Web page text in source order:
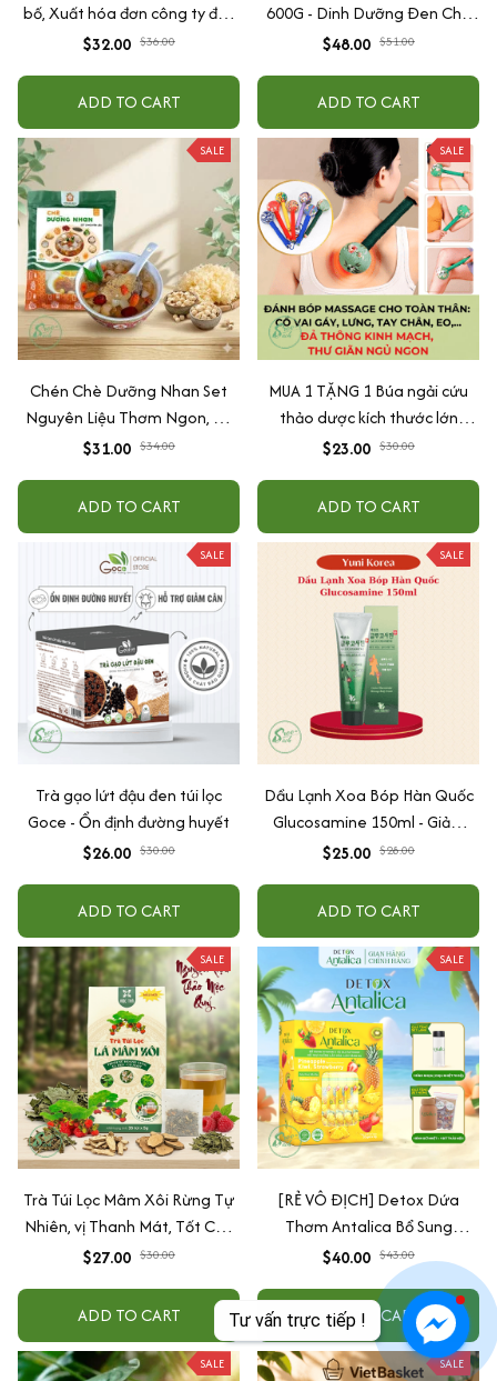
Tư vấn trực tiếp !
bố, Xuất hóa đơn công ty đầy
đủ
$32.00 $36.00
ADD TO CART
600G - Dinh Dưỡng Đen Cho
Tóc & Giấc Ngủ
$48.00 $51.00
ADD TO CART
SALE
Chén Chè Dưỡng Nhan Set
Nguyên Liệu Thơm Ngon, Bổ
Dưỡng 25 Chén NHALAM
$31.00 $34.00
ADD TO CART
SALE
MUA 1 TẶNG 1 Búa ngải cứu
thảo dược kích thước lớn
31cm, hỗ trợ massage lưng cổ
ngon An Chi Organic
$23.00 $30.00
ADD TO CART
SALE
Trà gạo lứt đậu đen túi lọc
Goce - Ổn định đường huyết
$26.00 $30.00
ADD TO CART
SALE
Dầu Lạnh Xoa Bóp Hàn Quốc
Glucosamine 150ml - Giảm
Đau Nhức Vai Gáy Và Khớp
$25.00 $28.00
ADD TO CART
SALE
Trà Túi Lọc Mâm Xôi Rừng Tự
Nhiên, vị Thanh Mát, Tốt Cho
Sức Khỏe
$27.00 $30.00
ADD TO CART
SALE
[RẺ VÔ ĐỊCH] Detox Dứa
Thơm Antalica Bổ Sung
Glutathione Và VitaminC,
Thơm Ngon Hộp, 20 Gói TẶNG
KÈM Bình giữ nhiệt + trà thảo
mộc
$40.00 $43.00
ADD TO CART
SALE SALE